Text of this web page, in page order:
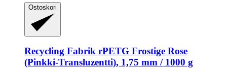
Ostoskori
Recycling Fabrik rPETG Frostige Rose
(Pinkki-​Transluzentti), 1,75 mm / 1000 g